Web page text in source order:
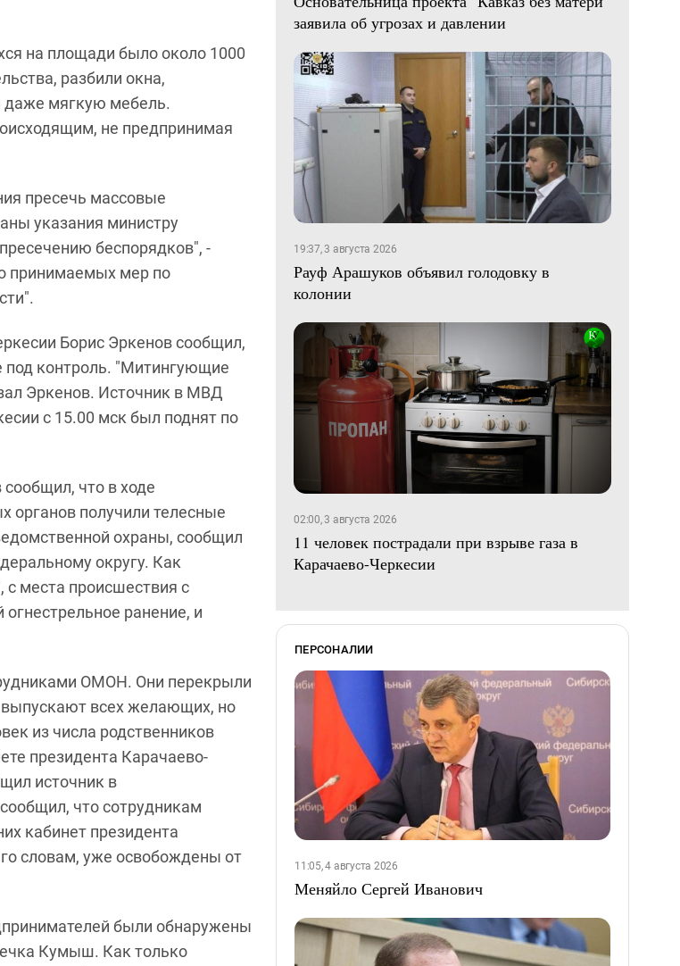
на площади было около 1000
разбили окна,
мягкую мебель.
не предпринимая
пресечь массовые
указания министру
беспорядков", -
принимаемых мер по
Борис Эркенов сообщил,
под контроль. "Митингующие
Эркенов. Источник в МВД
с 15.00 мск был поднят по
что в ходе
органов получили телесные
охраны, сообщил
округу. Как
места происшествия с
ранение, и
ОМОН. Они перекрыли
всех желающих, но
из числа родственников
президента Карачаево-
источник в
что сотрудникам
кабинет президента
словам, уже освобождены от
были обнаружены
Кумыш. Как только
заявила об угрозах и давлении
19:37, 3 августа 2026
Рауф Арашуков объявил голодовку в
колонии
02:00, 3 августа 2026
11 человек пострадали при взрыве газа в
Карачаево-Черкесии
ПЕРСОНАЛИИ
11:05, 4 августа 2026
Меняйло Сергей Иванович